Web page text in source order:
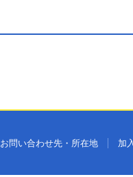
お問い合わせ先・所在地 加